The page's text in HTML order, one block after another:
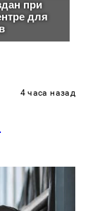
4 часа назад